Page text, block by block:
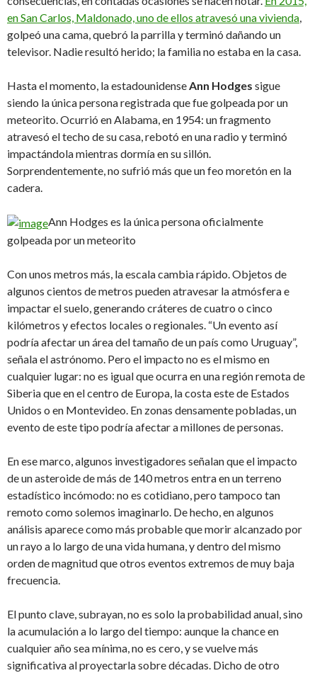
en San Carlos, Maldonado, uno de ellos atravesó una vivienda,
golpeó una cama, quebró la parrilla y terminó dañando un
televisor. Nadie resultó herido; la familia no estaba en la casa.
Hasta el momento, la estadounidenseAnn Hodges sigue
siendo la única persona registrada que fue golpeada por un
meteorito. Ocurrió en Alabama, en 1954: un fragmento
atravesó el techo de su casa, rebotó en una radio y terminó
impactándola mientras dormía en su sillón.
Sorprendentemente, no sufrió más que un feo moretón en la
cadera.
Ann Hodges es la única persona oficialmente
golpeada por un meteorito
Con unos metros más, la escala cambia rápido. Objetos de
algunos cientos de metros pueden atravesar la atmósfera e
impactar el suelo, generando cráteres de cuatro o cinco
kilómetros y efectos locales o regionales. “Un evento así
podría afectar un área del tamaño de un país como Uruguay”,
señala el astrónomo. Pero el impacto no es el mismo en
cualquier lugar: no es igual que ocurra en una región remota de
Siberia que en el centro de Europa, la costa este de Estados
Unidos o en Montevideo. En zonas densamente pobladas, un
evento de este tipo podría afectar a millones de personas.
En ese marco, algunos investigadores señalan que el impacto
de un asteroide de más de 140 metros entra en un terreno
estadístico incómodo: no es cotidiano, pero tampoco tan
remoto como solemos imaginarlo. De hecho, en algunos
análisis aparece como más probable que morir alcanzado por
un rayo a lo largo de una vida humana, y dentro del mismo
orden de magnitud que otros eventos extremos de muy baja
frecuencia.
El punto clave, subrayan, no es solo la probabilidad anual, sino
la acumulación a lo largo del tiempo: aunque la chance en
cualquier año sea mínima, no es cero, y se vuelve más
significativa al proyectarla sobre décadas. Dicho de otro